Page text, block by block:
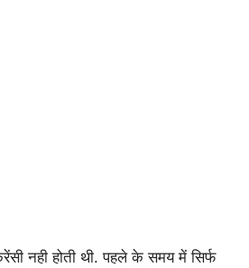
नही होती थी. पहले के समय में सिर्फ